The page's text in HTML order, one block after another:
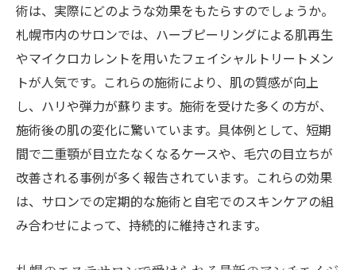
術は、実際にどのような効果をもたらすのでしょうか。
札幌市内のサロンでは、ハーブピーリングによる肌再生
やマイクロカレントを用いたフェイシャルトリートメン
トが人気です。これらの施術により、肌の質感が向上
し、ハリや弾力が蘇ります。施術を受けた多くの方が、
施術後の肌の変化に驚いています。具体例として、短期
間で二重顎が目立たなくなるケースや、毛穴の目立ちが
改善される事例が多く報告されています。これらの効果
は、サロンでの定期的な施術と自宅でのスキンケアの組
み合わせによって、持続的に維持されます。